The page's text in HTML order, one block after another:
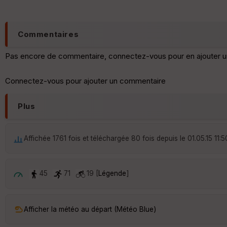
Commentaires
Pas encore de commentaire, connectez-vous pour en ajouter
Connectez-vous pour ajouter un commentaire
Plus
Affichée 1761 fois et téléchargée 80 fois depuis le 01.05.15
45 71 19 [ Légende]
Afficher la météo au départ (Météo Blue)